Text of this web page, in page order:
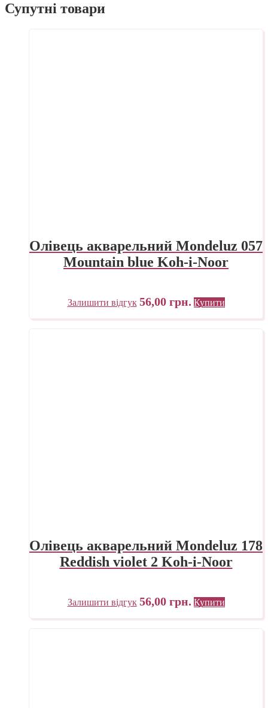
Супутні товари
Олівець акварельний Mondeluz 057
Mountain blue Koh-i-Noor
Залишити відгук 56,00 грн. Купити
Олівець акварельний Mondeluz 178
Reddish violet 2 Koh-i-Noor
Залишити відгук 56,00 грн. Купити